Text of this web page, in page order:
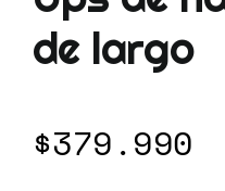
de largo
$379.990